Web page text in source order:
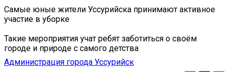
Самые юные жители Уссурийска принимают активное
участие в уборке
Такие мероприятия учат ребят заботиться о своём
городе и природе с самого детства
Администрация города Уссурийск